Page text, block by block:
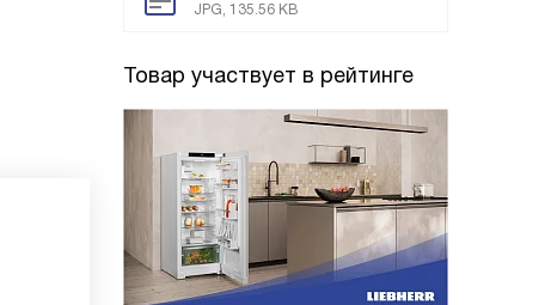
JPG, 135.56 KB
Товар участвует в рейтинге